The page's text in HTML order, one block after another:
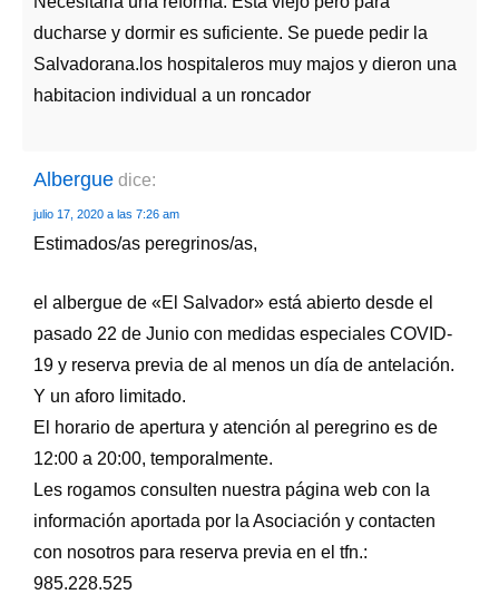
ducharse y dormir es suficiente. Se puede pedir la
Salvadorana.los hospitaleros muy majos y dieron una
habitacion individual a un roncador
Albergue dice:
julio 17, 2020 a las 7:26 am
Estimados/as peregrinos/as,
el albergue de «El Salvador» está abierto desde el
pasado 22 de Junio con medidas especiales COVID-
19 y reserva previa de al menos un día de antelación.
Y un aforo limitado.
El horario de apertura y atención al peregrino es de
12:00 a 20:00, temporalmente.
Les rogamos consulten nuestra página web con la
información aportada por la Asociación y contacten
con nosotros para reserva previa en el tfn.:
985.228.525